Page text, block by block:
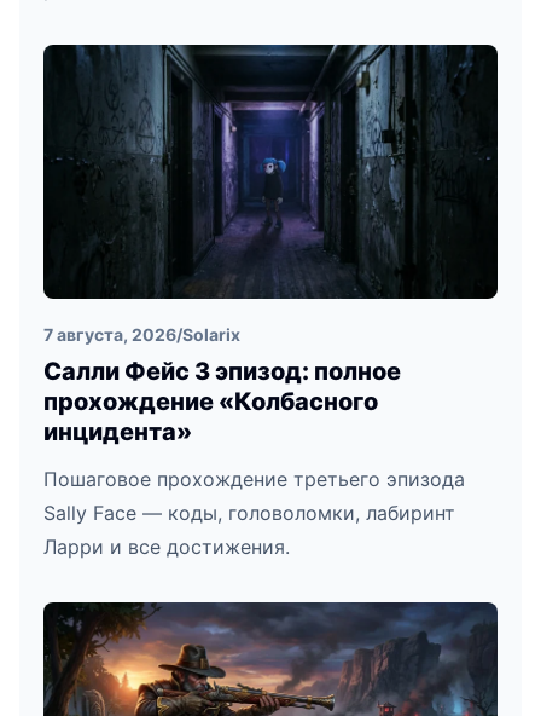
7 августа, 2026/Solarix
Салли Фейс 3 эпизод: полное
прохождение «Колбасного
инцидента»
Пошаговое прохождение третьего эпизода
Sally Face — коды, головоломки, лабиринт
Ларри и все достижения.